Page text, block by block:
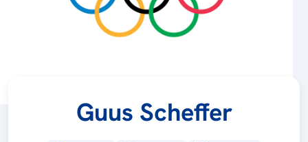
Guus Scheffer